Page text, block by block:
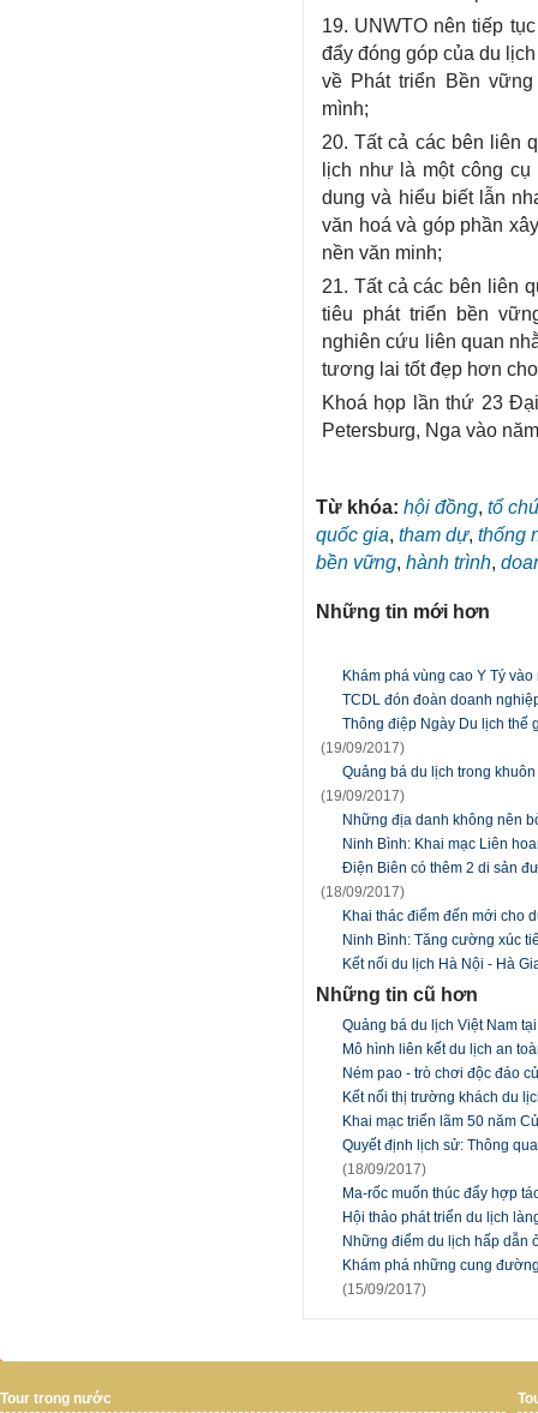
19. UNWTO nên tiếp
đẩy đóng góp của du
về Phát triển Bền
mình;
20. Tất cả các bên liên
lịch như là một công
dung và hiểu biết lẫn
văn hoá và góp phần
nền văn minh;
21. Tất cả các bên liên
tiêu phát triển bền
nghiên cứu liên quan
tương lai tốt đẹp hơn
Khoá họp lần thứ 23
Petersburg, Nga vào
Từ khóa: hội đồng, tổ
quốc gia, tham dự, thống
bền vững, hành trình,
Những tin mới hơn
Khám phá vùng cao Y Tý
TCDL đón đoàn doanh
Thông điệp Ngày Du lịch thế
(19/09/2017)
Quảng bá du lịch trong
(19/09/2017)
Những địa danh không nên
Ninh Bình: Khai mạc Liên
Điện Biên có thêm 2 di sản
(18/09/2017)
Khai thác điểm đến mới cho
Ninh Bình: Tăng cường xúc
Kết nối du lịch Hà Nội - Hà
Những tin cũ hơn
Quảng bá du lịch Việt Nam
Mô hình liên kết du lịch an
Ném pao - trò chơi độc đáo
Kết nối thị trường khách du
Khai mạc triển lãm 50 năm
Quyết định lịch sử: Thông
(18/09/2017)
Ma-rốc muốn thúc đẩy hợp
Hội thảo phát triển du lịch
Những điểm du lịch hấp dẫn
Khám phá những cung
(15/09/2017)
Tour trong nước